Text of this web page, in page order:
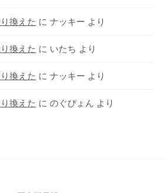
換えた に ナッキー より
換えた に いたち より
換えた に ナッキー より
換えた に のぐぴょん より